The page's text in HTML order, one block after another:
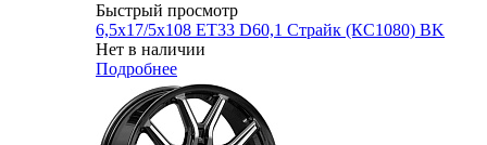
Быстрый просмотр
6,5x17/5x108 ET33 D60,1 Страйк (КС1080) BK
Нет в наличии
Подробнее